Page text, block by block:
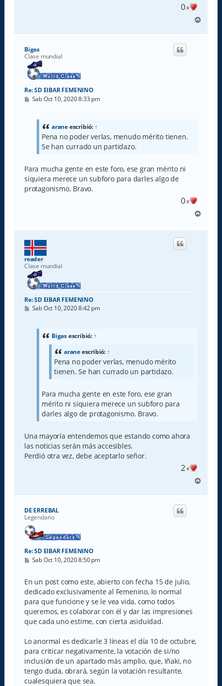
0x
r
Bigas
Clase mundial
Re: SD EIBAR FEMENINO
M
Sab Oct 10, 2020 8:33 pm
araneescribió: ↑
Pena no poder verlas, menudo mérito tienen.
Se han currado un partidazo.
Para mucha gente en este foro, ese gran mérito ni
siquiera merece un subforo para darles algo de
protagonismo. Bravo.
0x
r
reader
Clase mundial
Re: SD EIBAR FEMENINO
M
Sab Oct 10, 2020 8:42 pm
Bigasescribió: ↑
araneescribió: ↑
Pena no poder verlas, menudo mérito
tienen. Se han currado un partidazo.
Para mucha gente en este foro, ese gran
mérito ni siquiera merece un subforo para
darles algo de protagonismo. Bravo.
Una mayoría entendemos que estando como ahora
las noticias serán más accesibles.
Perdió otra vez, debe aceptarlo señor.
2x
r
DE ERREBAL
Legendario
Re: SD EIBAR FEMENINO
M
s
a
j
e
Sab Oct 10, 2020 8:50 pm
En un post como este, abierto con fecha 15 de julio,
dedicado exclusivamente al Femenino, lo normal
para que funcione y se le vea vida, como todos
queremos, es colaborar con él y dar las impresiones
que cada uno estime, con cierta asiduidad.
Lo anormal es dedicarle 3 líneas el día 10 de octubre,
para criticar negativamente, la votación de si/no
inclusión de un apartado más amplio, que, Iñaki, no
tengo duda, obrará, según la votación resultante,
cualesquiera que sea.